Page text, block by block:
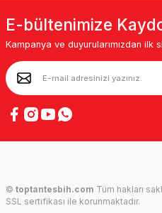
E-bültenimize
Kampanya ve duyurularımızdan ilk
© toptantesbih.com Tüm hakları
SSL sertifikası ile korunmaktadır.